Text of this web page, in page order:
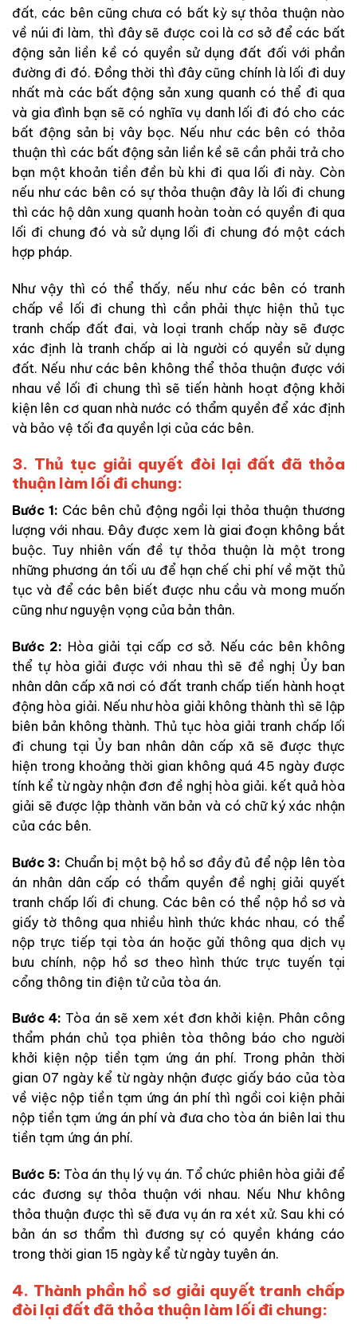
đất, các bên cũng chưa có bất kỳ sự thỏa thuận nào
về núi đi làm, thì đây sẽ được coi là cơ sở để các bất
động sản liền kề có quyền sử dụng đất đối với phần
đường đi đó. Đồng thời thì đây cũng chính là lối đi duy
nhất mà các bất động sản xung quanh có thể đi qua
và gia đình bạn sẽ có nghĩa vụ danh lối đi đó cho các
bất động sản bị vây bọc. Nếu như các bên có thỏa
thuận thì các bất động sản liền kề sẽ cần phải trả cho
bạn một khoản tiền đền bù khi đi qua lối đi này. Còn
nếu như các bên có sự thỏa thuận đây là lối đi chung
thì các hộ dân xung quanh hoàn toàn có quyền đi qua
lối đi chung đó và sử dụng lối đi chung đó một cách
hợp pháp.
Như vậy thì có thể thấy, nếu như các bên có tranh
chấp về lối đi chung thì cần phải thực hiện thủ tục
tranh chấp đất đai, và loại tranh chấp này sẽ được
xác định là tranh chấp ai là người có quyền sử dụng
đất. Nếu như các bên không thể thỏa thuận được với
nhau về lối đi chung thì sẽ tiến hành hoạt động khởi
kiện lên cơ quan nhà nước có thẩm quyền để xác định
và bảo vệ tối đa quyền lợi của các bên.
3. Thủ tục giải quyết đòi lại đất đã thỏa
thuận làm lối đi chung:
Bước 1: Các bên chủ động ngồi lại thỏa thuận thương
lượng với nhau. Đây được xem là giai đoạn không bắt
buộc. Tuy nhiên vấn đề tự thỏa thuận là một trong
những phương án tối ưu để hạn chế chi phí về mặt thủ
tục và để các bên biết được nhu cầu và mong muốn
cũng như nguyện vọng của bản thân.
Bước 2: Hòa giải tại cấp cơ sở. Nếu các bên không
thể tự hòa giải được với nhau thì sẽ đề nghị Ủy ban
nhân dân cấp xã nơi có đất tranh chấp tiến hành hoạt
động hòa giải. Nếu như hòa giải không thành thì sẽ lập
biên bản không thành. Thủ tục hòa giải tranh chấp lối
đi chung tại Ủy ban nhân dân cấp xã sẽ được thực
hiện trong khoảng thời gian không quá 45 ngày được
tính kể từ ngày nhận đơn đề nghị hòa giải. kết quả hòa
giải sẽ được lập thành văn bản và có chữ ký xác nhận
của các bên.
Bước 3: Chuẩn bị một bộ hồ sơ đầy đủ để nộp lên tòa
án nhân dân cấp có thẩm quyền đề nghị giải quyết
tranh chấp lối đi chung. Các bên có thể nộp hồ sơ và
giấy tờ thông qua nhiều hình thức khác nhau, có thể
nộp trực tiếp tại tòa án hoặc gửi thông qua dịch vụ
bưu chính, nộp hồ sơ theo hình thức trực tuyến tại
cổng thông tin điện tử của tòa án.
Bước 4: Tòa án sẽ xem xét đơn khởi kiện. Phân công
thẩm phán chủ tọa phiên tòa thông báo cho người
khởi kiện nộp tiền tạm ứng án phí. Trong phản thời
gian 07 ngày kể từ ngày nhận được giấy báo của tòa
về việc nộp tiền tạm ứng án phí thì ngồi coi kiện phải
nộp tiền tạm ứng án phí và đưa cho tòa án biên lai thu
tiền tạm ứng án phí.
Bước 5: Tòa án thụ lý vụ án. Tổ chức phiên hòa giải để
các đương sự thỏa thuận với nhau. Nếu Như không
thỏa thuận được thì sẽ đưa vụ án ra xét xử. Sau khi có
bản án sơ thẩm thì đương sự có quyền kháng cáo
trong thời gian 15 ngày kể từ ngày tuyên án.
4. Thành phần hồ sơ giải quyết tranh chấp
đòi lại đất đã thỏa thuận làm lối đi chung: